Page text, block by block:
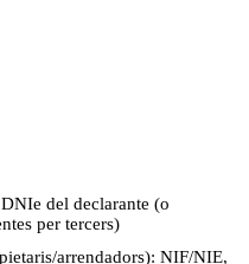
del declarante (o
per tercers)
arrendadors): NIF/NIE,